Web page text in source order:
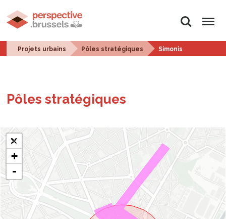
Rechercher
Menu
Projets urbains Pôles stratégiques Simonis
Pôles stra­té­giques
+
-